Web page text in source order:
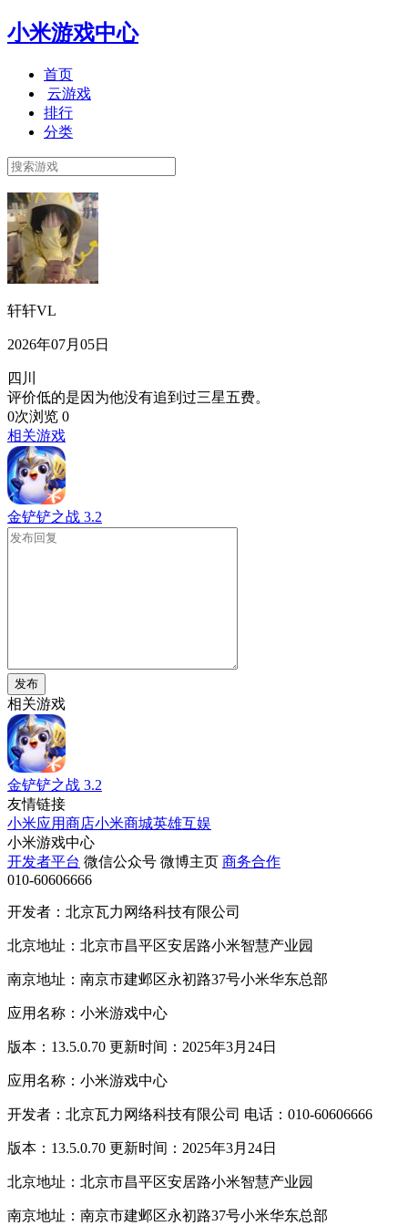
小米游戏中心
首页
云游戏
排行
分类
轩轩VL
2026年07月05日
四川
评价低的是因为他没有追到过三星五费。
0次浏览 0
相关游戏
金铲铲之战 3.2
发布
相关游戏
金铲铲之战 3.2
友情链接
小米应用商店小米商城英雄互娱
小米游戏中心
开发者平台 微信公众号 微博主页 商务合作
010-60606666
开发者：北京瓦力网络科技有限公司
北京地址：北京市昌平区安居路小米智慧产业园
南京地址：南京市建邺区永初路37号小米华东总部
应用名称：小米游戏中心
版本：13.5.0.70 更新时间：2025年3月24日
应用名称：小米游戏中心
开发者：北京瓦力网络科技有限公司 电话：010-60606666
版本：13.5.0.70 更新时间：2025年3月24日
北京地址：北京市昌平区安居路小米智慧产业园
南京地址：南京市建邺区永初路37号小米华东总部